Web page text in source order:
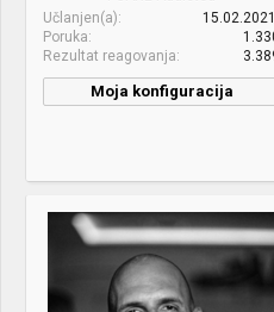
Učlanjen(a)
Poruka
Rezultat reagovanja
Moja konfiguracija
AMD Ryzen
Motherboard:
Gigabyte
RAM:
G.Skill Trident
(2x16) 3600
VGA & cooler:
RX 6800 XT